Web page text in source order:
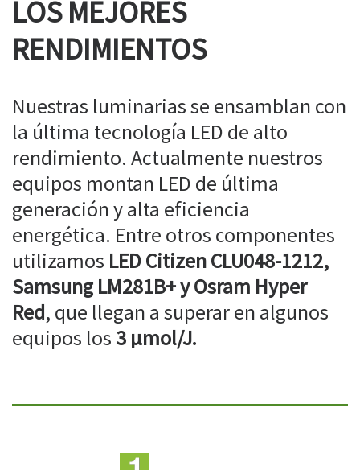
LOS MEJORES
RENDIMIENTOS
Nuestras luminarias se ensamblan con
la última tecnología LED de alto
rendimiento. Actualmente nuestros
equipos montan LED de última
generación y alta eficiencia
energética. Entre otros componentes
utilizamos LED Citizen CLU048-1212,
Samsung LM281B+ y Osram Hyper
Red, que llegan a superar en algunos
equipos los 3 µmol/J.